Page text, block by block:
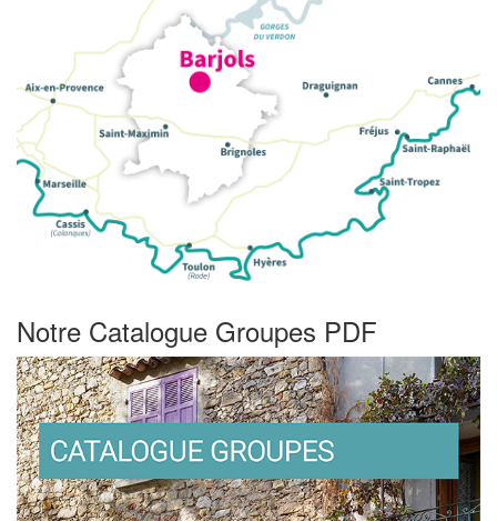
Notre Catalogue Groupes PDF